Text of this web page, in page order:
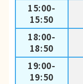
15:00-
15:50
18:00-
18:50
19:00-
19:50